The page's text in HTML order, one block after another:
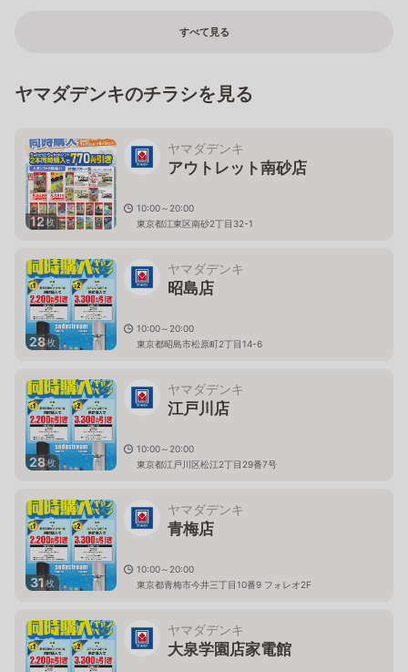
すべて見る
ヤマダデンキのチラシを見る
12枚
ヤマダデンキ
アウトレット南砂店
10:00～20:00
東京都江東区南砂2丁目32-1
28枚
ヤマダデンキ
昭島店
10:00～20:00
東京都昭島市松原町2丁目14-6
28枚
ヤマダデンキ
江戸川店
10:00～20:00
東京都江戸川区松江2丁目29番7号
31枚
ヤマダデンキ
青梅店
10:00～20:00
東京都青梅市今井三丁目10番9 フォレオ2F
ヤマダデンキ
大泉学園店家電館